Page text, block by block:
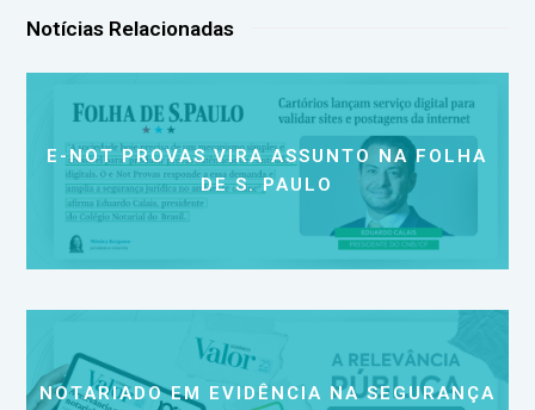
Notícias Relacionadas
E-NOT PROVAS VIRA ASSUNTO NA FOLHA
DE S. PAULO
NOTARIADO EM EVIDÊNCIA NA SEGURANÇA